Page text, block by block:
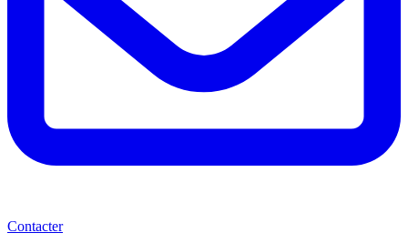
Contacter